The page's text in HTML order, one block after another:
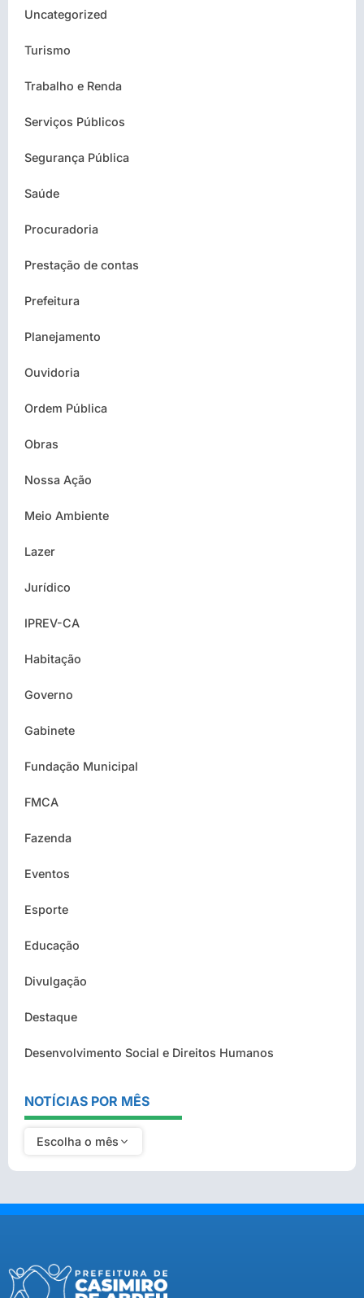
Uncategorized
Turismo
Trabalho e Renda
Serviços Públicos
Segurança Pública
Saúde
Procuradoria
Prestação de contas
Prefeitura
Planejamento
Ouvidoria
Ordem Pública
Obras
Nossa Ação
Meio Ambiente
Lazer
Jurídico
IPREV-CA
Habitação
Governo
Gabinete
Fundação Municipal
FMCA
Fazenda
Eventos
Esporte
Educação
Divulgação
Destaque
Desenvolvimento Social e Direitos Humanos
NOTÍCIAS POR MÊS
Escolha o mês